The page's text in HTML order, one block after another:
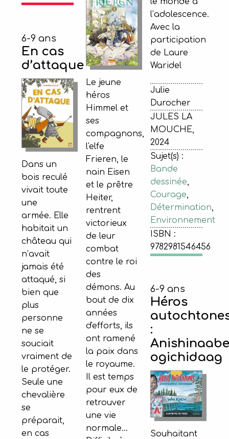
6-9 ans
En cas
d’attaque
Dans un
bois reculé
vivait toute
une
armée. Elle
habitait un
château qui
n’avait
jamais été
attaqué, si
bien que
plus
personne
ne se
souciait
vraiment de
le protéger.
Seule une
chevalière
se
préparait,
en cas
l’adolescence.
Avec la
participation
de Laure
Waridel
Julie
Durocher
JULES LA
MOUCHE,
2024
Sujet(s) :
Bande
dessinée,
Courage,
Détermination,
Environnement
ISBN :
9782981546456
Le jeune
héros
Himmel et
ses
compagnons,
l'elfe
Frieren, le
nain Eisen
et le prêtre
Heiter,
rentrent
victorieux
de leur
combat
contre le roi
des
démons. Au
bout de dix
années
d'efforts, ils
ont ramené
la paix dans
le royaume.
Il est temps
pour eux de
retrouver
une vie
normale...
6-9 ans
Héros
:
ogichidaag
Souhaitant